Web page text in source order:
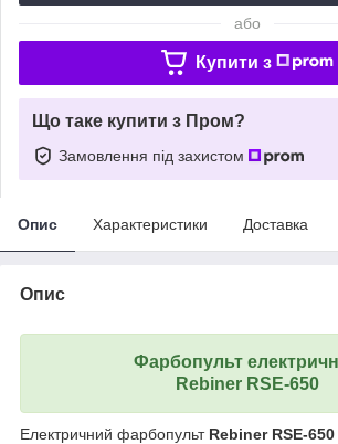
або
Купити з
Що таке купити з Пром?
Замовлення під захистом
Опис Характеристики Доставка
Опис
Фарбопульт
Rebiner RSE-650
Електричний фарбопульт Rebiner RSE-650